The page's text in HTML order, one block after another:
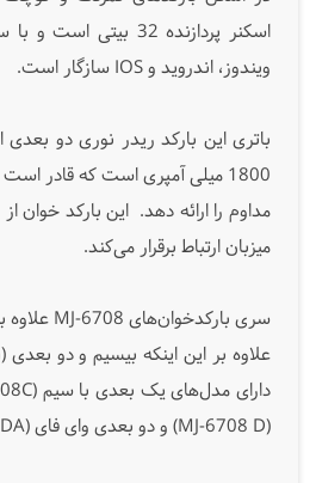
اسکنر پردازنده 32
ویندوز، اندروید و IOS سازگار است.
باتری این بارکد ریدر نوری دو بعدی
میزبان ارتباط برقرار می‌کند.
علاوه بر این اینکه بیسیم و دو
دارای مدل‌های یک بعدی با سیم (
(
MJ-6708 D) و دو بعدی وای فای (